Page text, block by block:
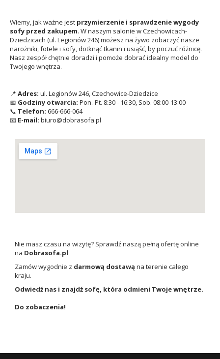
Wiemy, jak ważne jest przymierzenie i sprawdzenie wygody
sofy przed zakupem. W naszym salonie w Czechowicach-
Dziedzicach (ul. Legionów 246) możesz na żywo zobaczyć nasze
narożniki, fotele i sofy, dotknąć tkanin i usiąść, by poczuć różnicę.
Nasz zespół chętnie doradzi i pomoże dobrać idealny model do
Twojego wnętrza.
📍 Adres: ul. Legionów 246, Czechowice-Dziedzice
📅 Godziny otwarcia: Pon.-Pt. 8:30 - 16:30, Sob. 08:00-13:00
📞 Telefon: 666-666-064
📧 E-mail: biuro@dobrasofa.pl
Nie masz czasu na wizytę? Sprawdź naszą pełną ofertę online
na Dobrasofa.pl
Zamów wygodnie z darmową dostawą na terenie całego
kraju.
Odwiedź nas i znajdź sofę, która odmieni Twoje wnętrze.
Do zobaczenia!